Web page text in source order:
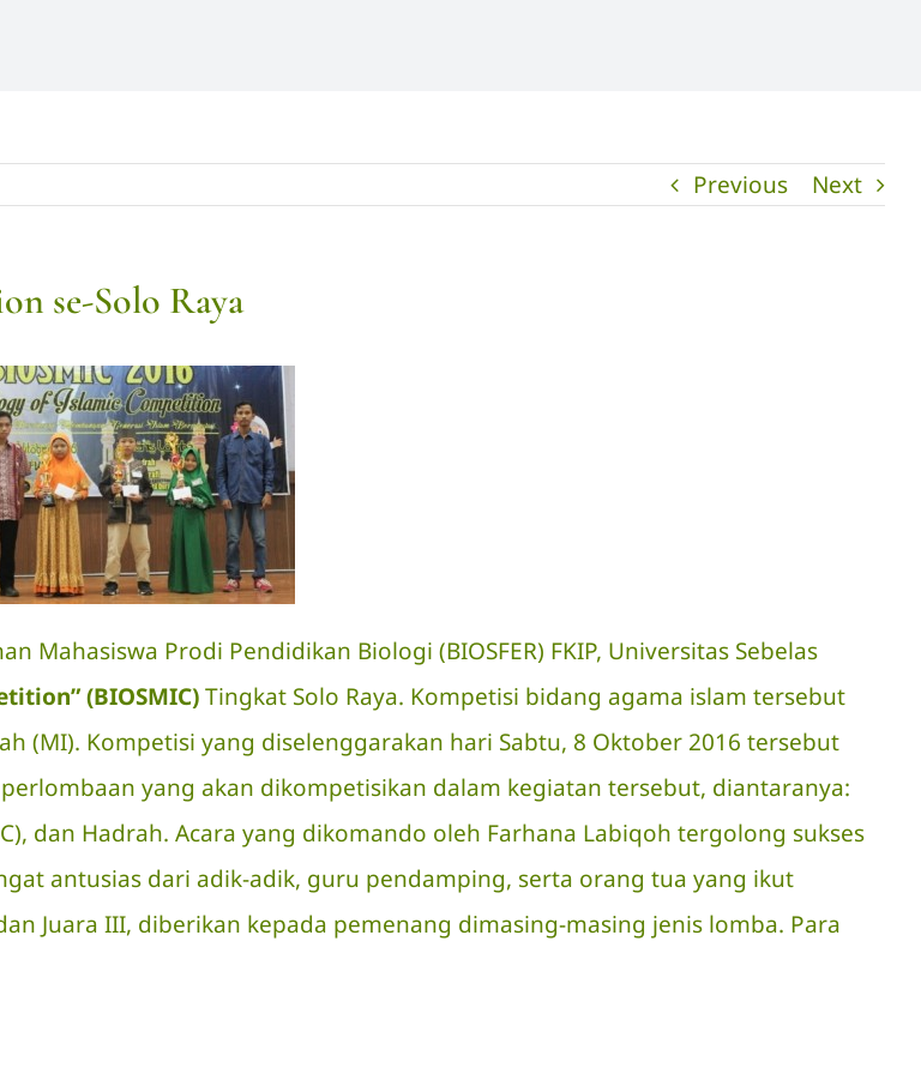
Previous Next
se-Solo Raya
Mahasiswa Prodi Pendidikan Biologi (BIOSFER) FKIP, Universitas Sebelas
(BIOSMIC)Tingkat Solo Raya. Kompetisi bidang agama islam tersebut
(MI). Kompetisi yang diselenggarakan hari Sabtu, 8 Oktober 2016 tersebut
yang akan dikompetisikan dalam kegiatan tersebut, diantaranya:
dan Hadrah. Acara yang dikomando oleh Farhana Labiqoh tergolong sukses
antusias dari adik-adik, guru pendamping, serta orang tua yang ikut
Juara III, diberikan kepada pemenang dimasing-masing jenis lomba. Para